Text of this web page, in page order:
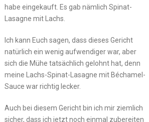
habe eingekauft. Es gab nämlich Spinat-
Lasagne mit Lachs.
Ich kann Euch sagen, dass dieses Gericht
natürlich ein wenig aufwendiger war, aber
sich die Mühe tatsächlich gelohnt hat, denn
meine Lachs-Spinat-Lasagne mit Béchamel-
Sauce war richtig lecker.
Auch bei diesem Gericht bin ich mir ziemlich
sicher, dass ich jetzt noch einmal zubereiten